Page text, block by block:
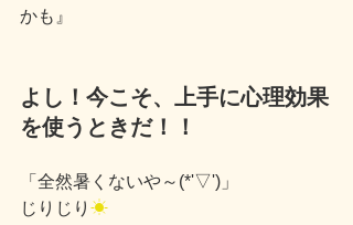
かも』
よし！今こそ、上手に心理効果
を使うときだ！！
「全然暑くないや～(*'▽')」
じりじり ☀